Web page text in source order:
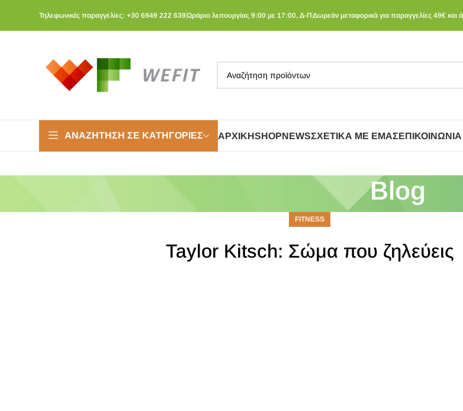
Τηλεφωνικές παραγγελίες: +30 6949 222 639Ωράριο λειτουργίας 9:00 με 17:00, Δ-ΠΔωρεάν μεταφορικά για παραγγελίες 49€ και
ΑΝΑΖΉΤΗΣΗ ΣΕ ΚΑΤΗΓΟΡΊΕΣ ΑΡΧΙΚΉSHOPNEWSΣΧΕΤΙΚΆ ΜΕ ΕΜΆΣΕΠΙΚΟΙΝΩΝΊΑ
Blog
FITNESS
Taylor Kitsch: Σώμα που ζηλεύεις